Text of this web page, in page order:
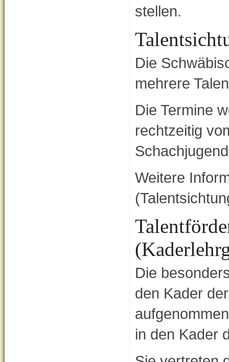
stellen.
Die
mehrere
Die Termine
rechtzeitig
Weitere
Die
den Kader
in den Kader